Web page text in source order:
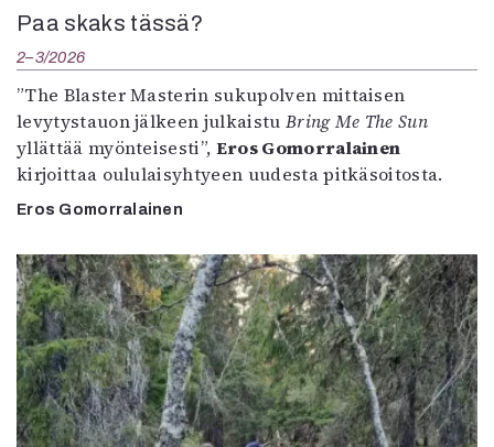
Paa skaks tässä?
2–3/2026
”The Blaster Masterin sukupolven mittaisen
levytystauon jälkeen julkaistu Bring Me The Sun
yllättää myönteisesti”, Eros Gomorralainen
kirjoittaa oululaisyhtyeen uudesta pitkäsoitosta.
Eros Gomorralainen